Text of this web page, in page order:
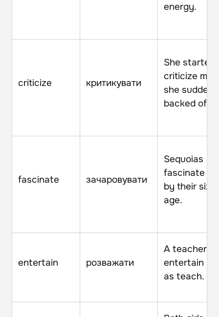
energy.
criticize критикувати
She started
criticize me,
she
backed off.
fascinate зачаровувати
Sequoias
fascinate
by their size
age.
entertain розважати
A teacher
entertain as
as teach.